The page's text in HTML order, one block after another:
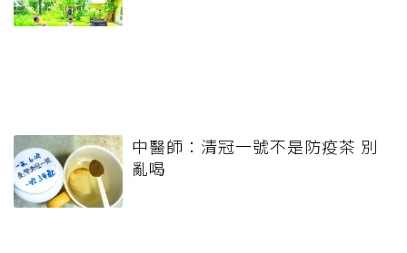
中醫師：清冠一號不是防疫茶 別
亂喝